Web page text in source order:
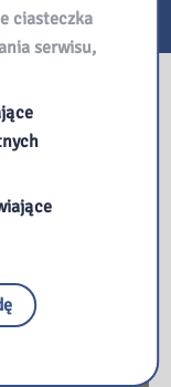
ciasteczka
serwisu,